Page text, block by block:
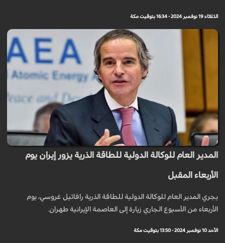
الثلاثاء 19 نوفمبر 2024 - 16:34 بتوقيت مكة
المدير العام للوكالة الدولية للطاقة الذرية يزور إيران يوم
الأربعاء المقبل
يجري المدير العام للوكالة الدولية للطاقة الذرية رافائيل غروسي، يوم
الأربعاء من الأسبوع الجاري زيارة إلى العاصمة الإيرانية طهران.
الأحد 10 نوفمبر 2024 - 13:50 بتوقيت مكة